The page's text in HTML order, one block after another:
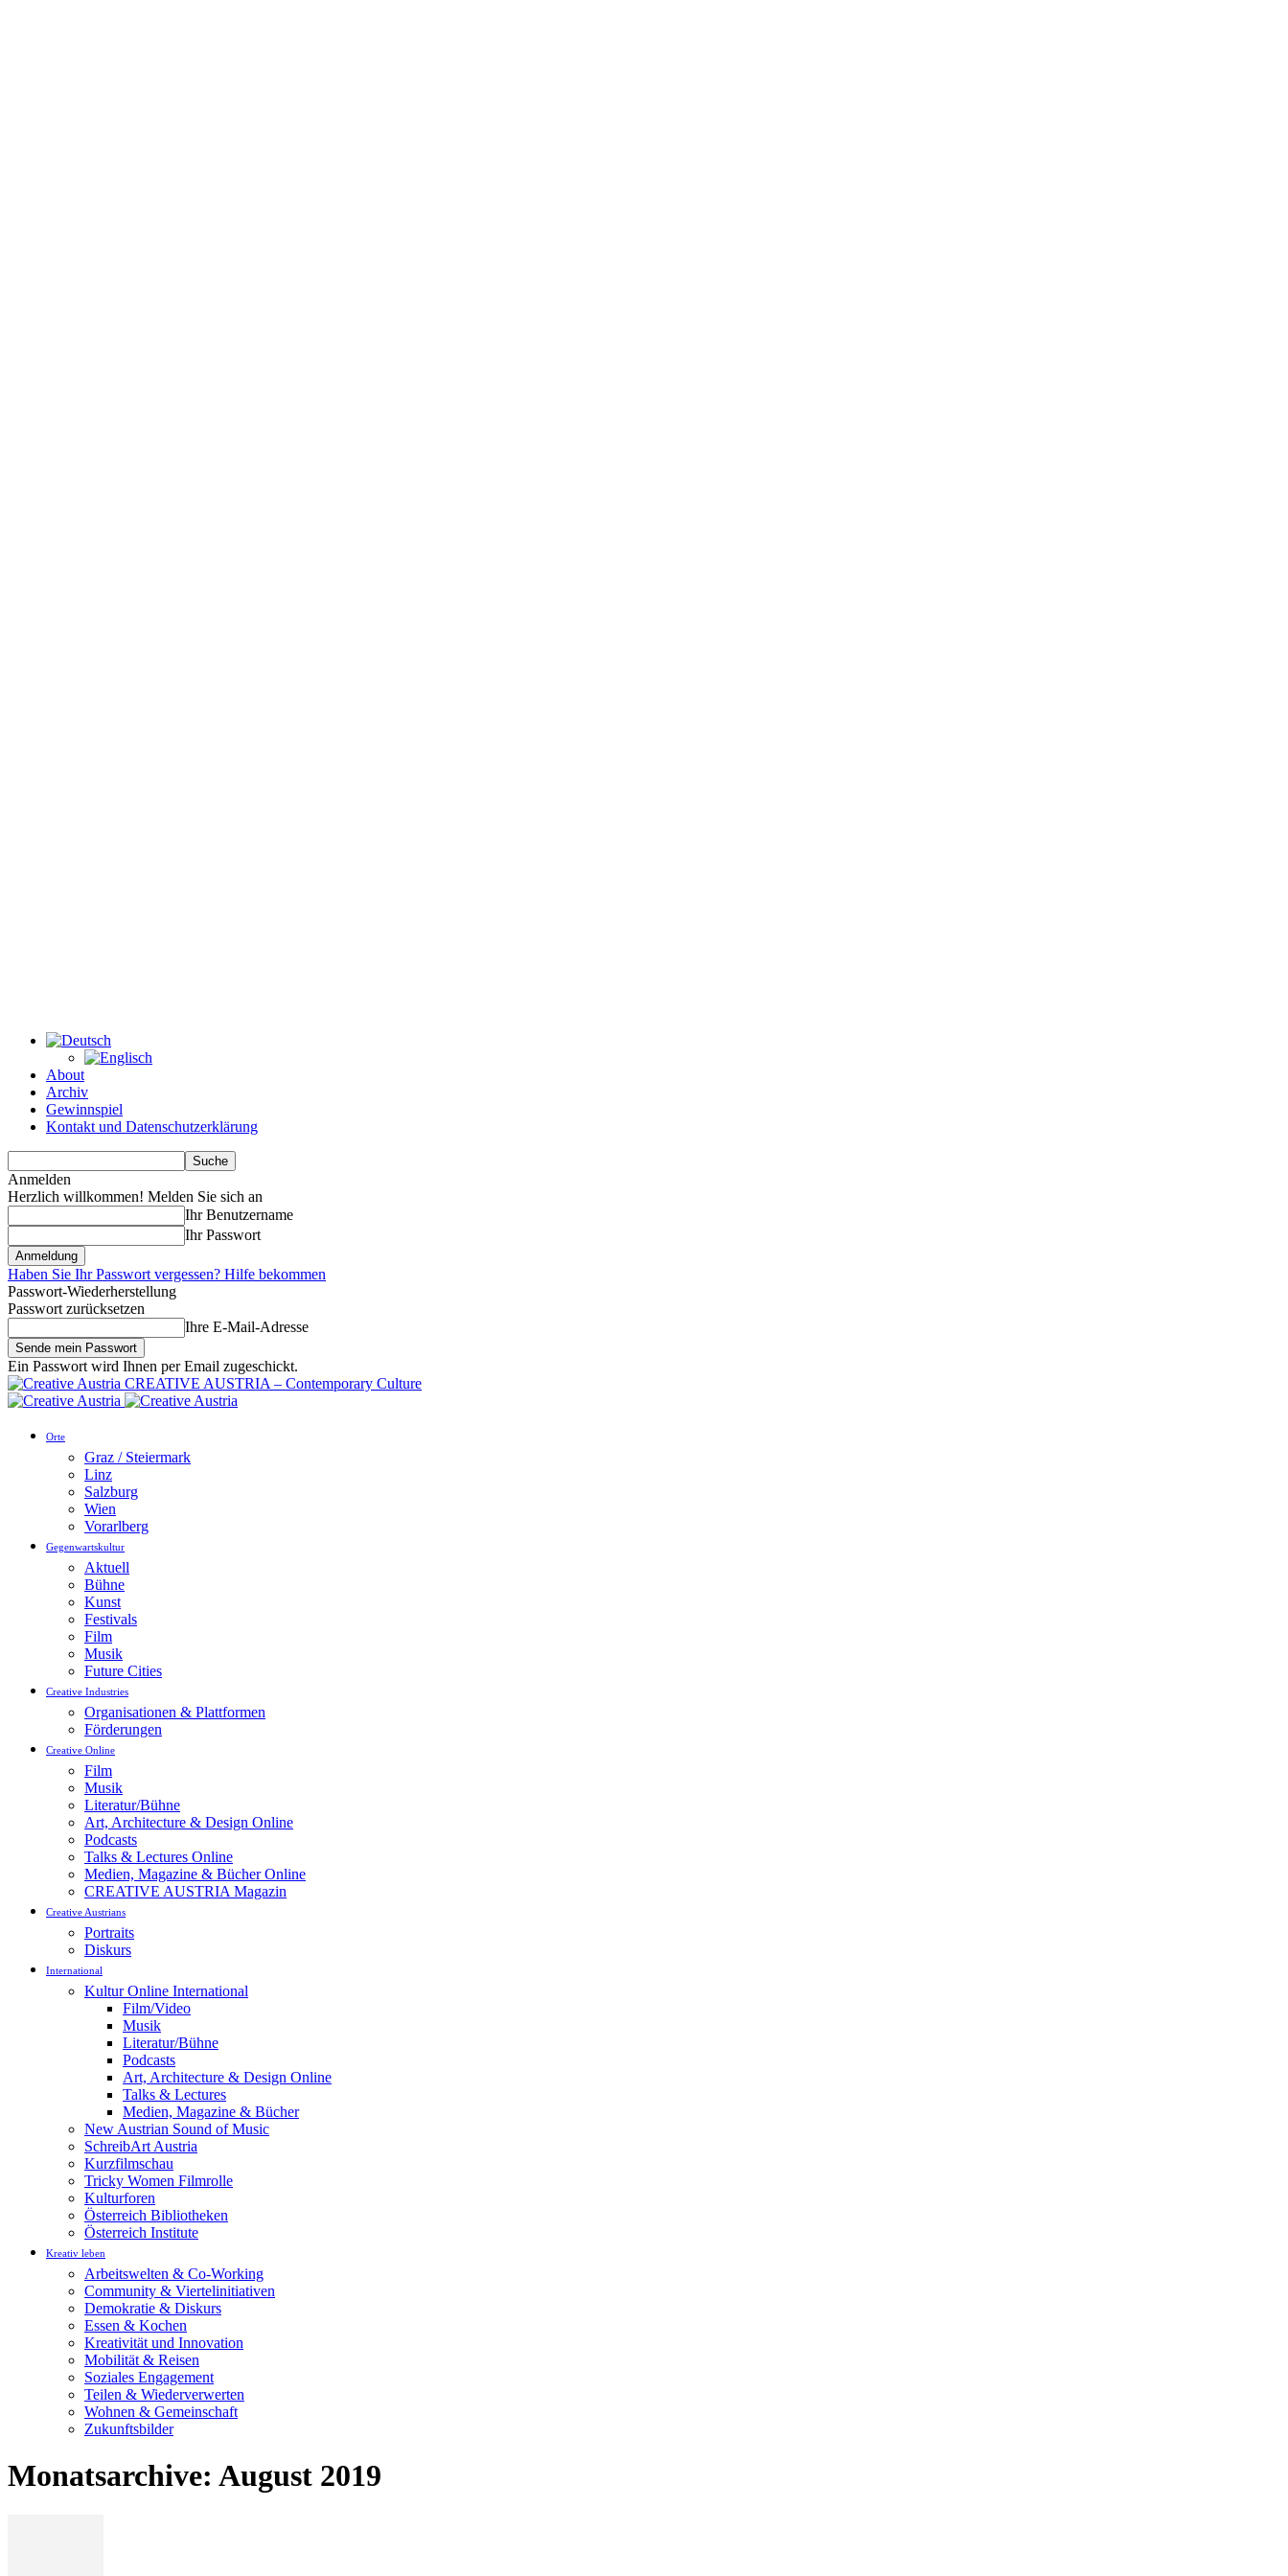
About
Archiv
Gewinnspiel
Kontakt und Datenschutzerklärung
Anmelden
Herzlich willkommen! Melden Sie sich an
Ihr Benutzername
Ihr Passwort
Haben Sie Ihr Passwort vergessen? Hilfe bekommen
Passwort-Wiederherstellung
Passwort zurücksetzen
Ihre E-Mail-Adresse
Ein Passwort wird Ihnen per Email zugeschickt.
CREATIVE AUSTRIA – Contemporary Culture
Orte
Graz / Steiermark
Linz
Salzburg
Wien
Vorarlberg
Gegenwartskultur
Aktuell
Bühne
Kunst
Festivals
Film
Musik
Future Cities
Creative Industries
Organisationen & Plattformen
Förderungen
Creative Online
Film
Musik
Literatur/Bühne
Art, Architecture & Design Online
Podcasts
Talks & Lectures Online
Medien, Magazine & Bücher Online
CREATIVE AUSTRIA Magazin
Creative Austrians
Portraits
Diskurs
International
Kultur Online International
Film/Video
Musik
Literatur/Bühne
Podcasts
Art, Architecture & Design Online
Talks & Lectures
Medien, Magazine & Bücher
New Austrian Sound of Music
SchreibArt Austria
Kurzfilmschau
Tricky Women Filmrolle
Kulturforen
Österreich Bibliotheken
Österreich Institute
Kreativ leben
Arbeitswelten & Co-Working
Community & Viertelinitiativen
Demokratie & Diskurs
Essen & Kochen
Kreativität und Innovation
Mobilität & Reisen
Soziales Engagement
Teilen & Wiederverwerten
Wohnen & Gemeinschaft
Zukunftsbilder
Monatsarchive: August 2019